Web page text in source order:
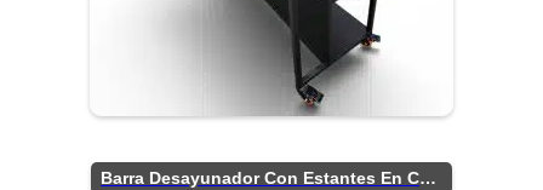
Barra Desayunador Con Estantes En Chapa